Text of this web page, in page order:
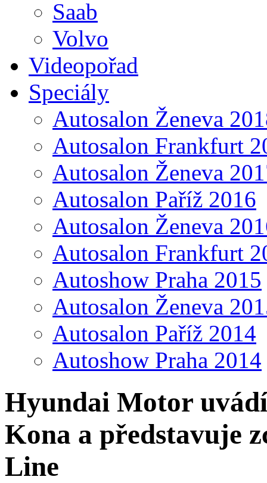
Saab
Volvo
Videopořad
Speciály
Autosalon Ženeva
Autosalon Frankfurt
Autosalon Ženeva
Autosalon Paříž 2016
Autosalon Ženeva
Autosalon Frankfurt
Autoshow Praha 2015
Autosalon Ženeva
Autosalon Paříž 2014
Autoshow Praha 2014
Hyundai Motor
Kona a představuje
Line